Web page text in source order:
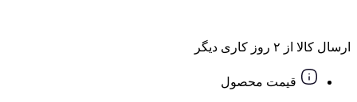
ارسال کالا از ۲ روز کاری دیگر
قیمت محصول